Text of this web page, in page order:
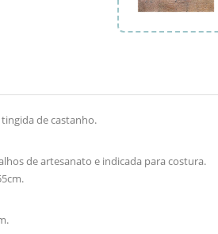
de castanho.
de artesanato e indicada para costura.